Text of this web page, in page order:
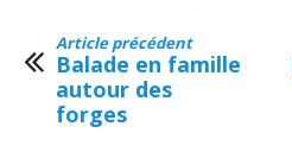
Article précédent
Balade en famille
autour des
forges